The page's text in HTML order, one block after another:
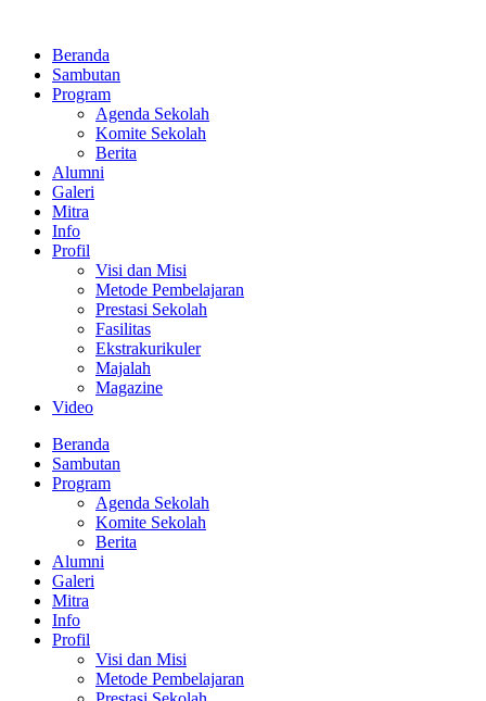
kontenBeranda
Sambutan
Program
Agenda Sekolah
Komite Sekolah
Berita
Alumni
Galeri
Mitra
Info
Profil
Visi dan Misi
Metode Pembelajaran
Prestasi Sekolah
Fasilitas
Ekstrakurikuler
Majalah
Magazine
Video
Beranda
Sambutan
Program
Agenda Sekolah
Komite Sekolah
Berita
Alumni
Galeri
Mitra
Info
Profil
Visi dan Misi
Metode Pembelajaran